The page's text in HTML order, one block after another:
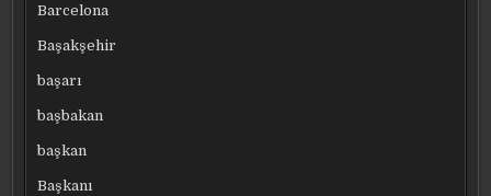
Barcelona
Başakşehir
başarı
başbakan
başkan
Başkanı